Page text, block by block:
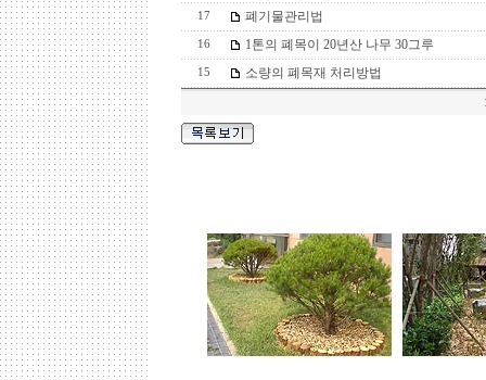
17 폐기물관리법
16 1톤의 폐목이 20년산 나무 30그루
15 소량의 폐목재 처리방법